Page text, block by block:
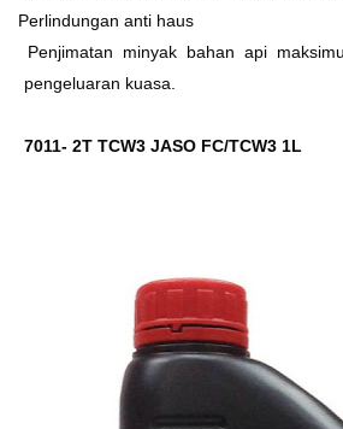
Perlindungan anti haus
Penjimatan minyak bahan api
pengeluaran kuasa.
7011- 2T TCW3 JASO FC/TCW3 1L